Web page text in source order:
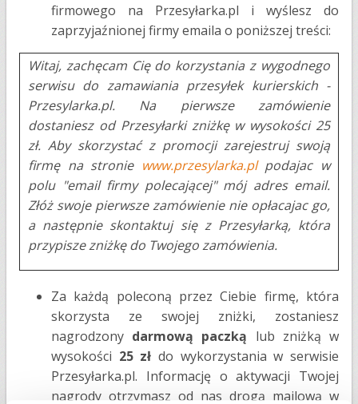
firmowego na Przesyłarka.pl i wyślesz do
zaprzyjaźnionej firmy emaila o poniższej treści:
Witaj, zachęcam Cię do korzystania z wygodnego
serwisu do zamawiania przesyłek kurierskich -
Przesylarka.pl. Na pierwsze zamówienie
dostaniesz od Przesyłarki zniżkę w wysokości 25
zł. Aby skorzystać z promocji zarejestruj swoją
firmę na stronie www.przesylarka.plpodajac w
polu "email firmy polecającej" mój adres email.
Złóż swoje pierwsze zamówienie nie opłacajac go,
a następnie skontaktuj się z Przesyłarką, która
przypisze zniżkę do Twojego zamówienia.
Za każdą poleconą przez Ciebie firmę, która
skorzysta ze swojej zniżki, zostaniesz
nagrodzony darmową paczką lub zniżką w
wysokości 25 zł do wykorzystania w serwisie
Przesyłarka.pl. Informację o aktywacji Twojej
nagrody otrzymasz od nas drogą mailową w